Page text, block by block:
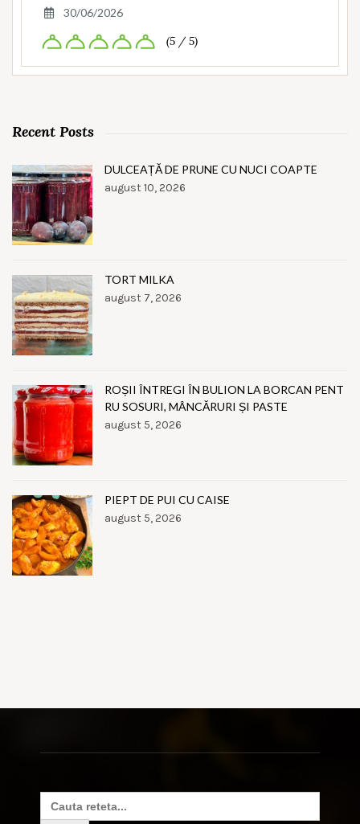
30/06/2026
(5 / 5)
Recent Posts
DULCEAȚĂ DE PRUNE CU NUCI COAPTE
august 10, 2026
TORT MILKA
august 7, 2026
ROȘII ÎNTREGI ÎN BULION LA BORCAN PENT
RU SOSURI, MÂNCĂRURI ȘI PASTE
august 5, 2026
PIEPT DE PUI CU CAISE
august 5, 2026
Search
for: